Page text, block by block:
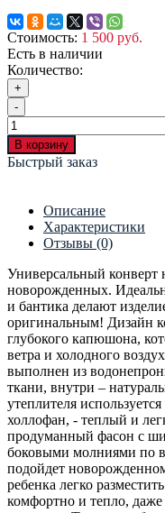
Стоимость: 1 500 руб.
Есть в наличии
Количество:
+
-
В корзину
Быстрый заказ
Описание
Характеристики
Отзывы (0)
Универсальный конверт
новорожденных.
и бантика делают
оригинальным! Дизайн
глубокого капюшона,
ветра и холодного
выполнен из
ткани, внутри –
утеплителя
холлофан, - теплый и
продуманный фасон с
боковыми молниями по
подойдет
ребенка легко
комфортно и тепло,